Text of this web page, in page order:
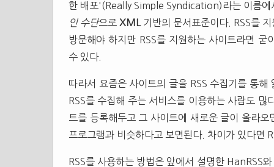
한 배포'(Really Simple Syndication)라는 이름에
인 수단으로 XML
기반의 문서표준이다. RSS를
방문해야 하지만 RSS를 지원하는 사이트라면
수 있다.
따라서 요즘은 사이트의 글을 RSS 수집기를 통해
RSS를 수집해 주는 서비스를 이용하는 사람도
트를 등록해두고 그 사이트에 새로운 글이 올라
프로그램과 비슷하다고 보면된다. 차이가 있다면
RSS를 사용하는 방법은 앞에서 설명한 HanRSS